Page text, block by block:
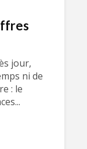
jour,
ni de
: le